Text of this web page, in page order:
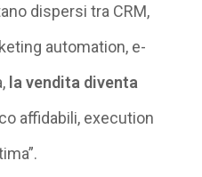
dispersi tra CRM,
automation, e-
la vendita diventa
affidabili, execution